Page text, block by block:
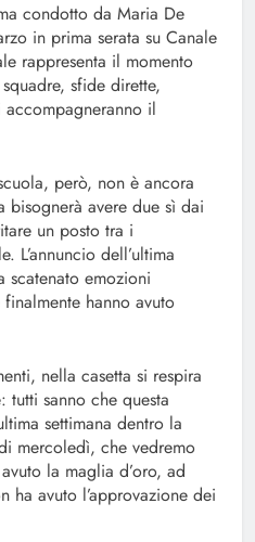
condotto da Maria De
in prima serata su Canale
rappresenta il momento
sfide dirette,
il
però, non è ancora
bisognerà avere due sì dai
un posto tra i
L’annuncio dell’ultima
scatenato emozioni
hanno avuto
nella casetta si respira
sanno che questa
settimana dentro la
mercoledì, che vedremo
la maglia d’oro, ad
ha avuto l’approvazione dei